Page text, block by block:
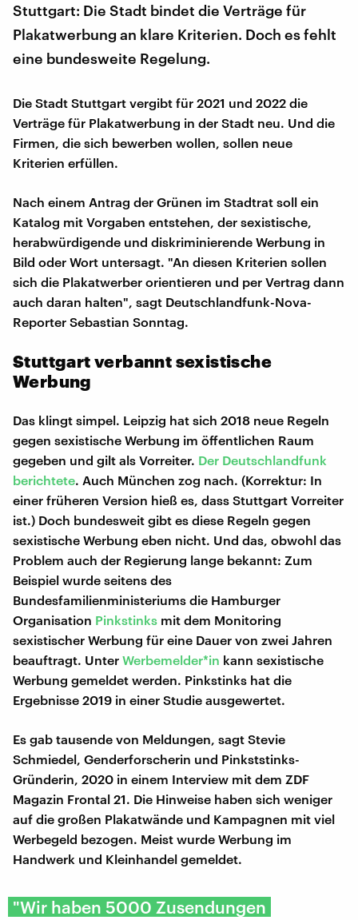
Stuttgart: Die Stadt bindet die Verträge für
Plakatwerbung an klare Kriterien. Doch es fehlt
eine bundesweite Regelung.
Die Stadt Stuttgart vergibt für 2021 und 2022 die
Verträge für Plakatwerbung in der Stadt neu. Und die
Firmen, die sich bewerben wollen, sollen neue
Kriterien erfüllen.
Nach einem Antrag der Grünen im Stadtrat soll ein
Katalog mit Vorgaben entstehen, der sexistische,
herabwürdigende und diskriminierende Werbung in
Bild oder Wort untersagt. "An diesen Kriterien sollen
sich die Plakatwerber orientieren und per Vertrag dann
auch daran halten", sagt Deutschlandfunk-Nova-
Reporter Sebastian Sonntag.
Stuttgart verbannt sexistische
Werbung
Das klingt simpel. Leipzig hat sich 2018 neue Regeln
gegen sexistische Werbung im öffentlichen Raum
gegeben und gilt als Vorreiter. Der Deutschlandfunk
berichtete. Auch München zog nach. (Korrektur: In
einer früheren Version hieß es, dass Stuttgart Vorreiter
ist.) Doch bundesweit gibt es diese Regeln gegen
sexistische Werbung eben nicht. Und das, obwohl das
Problem auch der Regierung lange bekannt: Zum
Beispiel wurde seitens des
Bundesfamilienministeriums die Hamburger
Organisation Pinkstinks mit dem Monitoring
sexistischer Werbung für eine Dauer von zwei Jahren
beauftragt. Unter Werbemelder*in kann sexistische
Werbung gemeldet werden. Pinkstinks hat die
Ergebnisse 2019 in einer Studie ausgewertet.
Es gab tausende von Meldungen, sagt Stevie
Schmiedel, Genderforscherin und Pinkststinks-
Gründerin, 2020 in einem Interview mit dem ZDF
Magazin Frontal 21. Die Hinweise haben sich weniger
auf die großen Plakatwände und Kampagnen mit viel
Werbegeld bezogen. Meist wurde Werbung im
Handwerk und Kleinhandel gemeldet.
"Wir haben 5000 Zusendungen